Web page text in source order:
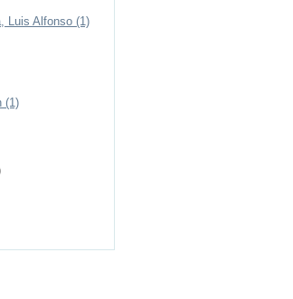
Luis Alfonso (1)
(1)